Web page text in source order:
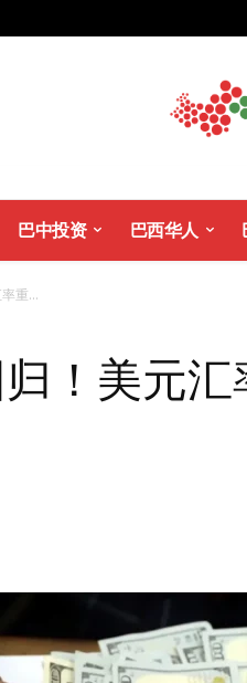
巴中投资 巴西华人
重...
！美元